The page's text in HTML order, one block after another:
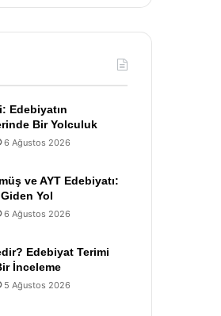
Edebiyatın
Bir Yolculuk
6 Ağustos 2026
ve AYT Edebiyatı:
Yol
6 Ağustos 2026
Edebiyat Terimi
İnceleme
5 Ağustos 2026